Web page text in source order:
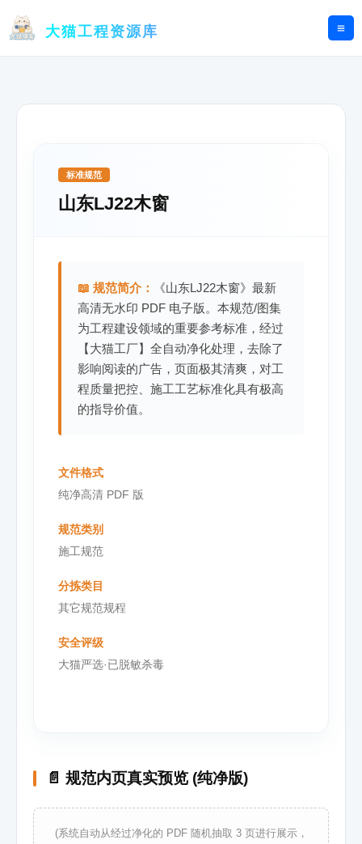
大猫工程资源库
标准规范
山东LJ22木窗
📖 规范简介：
《山东LJ22木窗》最新
高清无水印 PDF 电子版。本规范/图集
为工程建设领域的重要参考标准，经过
【大猫工厂】全自动净化处理，去除了
影响阅读的广告，页面极其清爽，对工
程质量把控、施工工艺标准化具有极高
的指导价值。
文件格式
纯净高清 PDF 版
规范类别
施工规范
分拣类目
其它规范规程
安全评级
大猫严选·已脱敏杀毒
📄 规范内页真实预览 (纯净版)
(系统自动从经过净化的 PDF 随机抽取 3 页进行展示，